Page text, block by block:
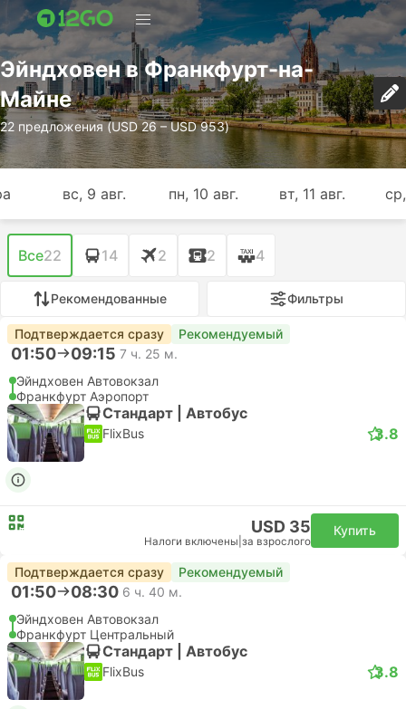
Эйндховен в Франкфурт-на-
Майне
22 предложения (USD 26 – USD 953)
вс, 9 авг. пн, 10 авг. вт, 11 авг.
Все22 14 2 2 4
Рекомендованные Фильтры
Подтверждается сразу Рекомендуемый
01:50 09:15 7 ч. 25 м.
Эйндховен Автовокзал
Франкфурт Аэропорт
Стандарт | Автобус
FlixBus 3.8
USD 35
Налоги включены за взрослого
Купить
Подтверждается сразу Рекомендуемый
01:50 08:30 6 ч. 40 м.
Эйндховен Автовокзал
Франкфурт Центральный
Стандарт | Автобус
FlixBus 3.8